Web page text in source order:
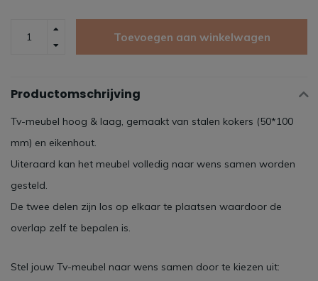
Toevoegen aan winkelwagen
Productomschrijving
Tv-meubel hoog & laag, gemaakt van stalen kokers (50*100
mm) en eikenhout.
Uiteraard kan het meubel volledig naar wens samen worden
gesteld.
De twee delen zijn los op elkaar te plaatsen waardoor de
overlap zelf te bepalen is.
Stel jouw Tv-meubel naar wens samen door te kiezen uit: